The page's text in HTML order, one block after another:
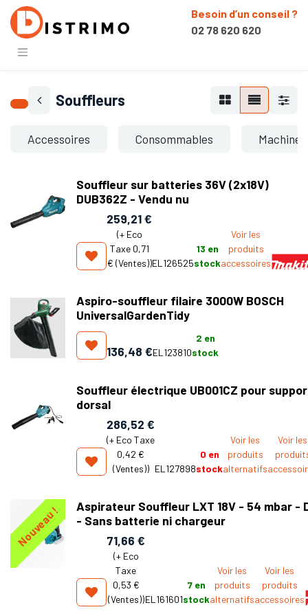
Besoin d’un conseil ?
02 78 620 620
Souffleurs
Accessoires Consommables Machines
Souffleur sur batteries 36V (2x18V)
DUB362Z - Vendu nu
259,21€
(+ Eco
Taxe 0,71
€ (Ventes))EL126525
13 en
stock
Voir les
produits
accessoires
Aspiro-souffleur filaire 3000W BOSCH
UniversalGardenTidy
136,48 €EL123810
2 en
stock
Souffleur électrique UB001CZ pour
dorsal
286,52 €
(+ Eco Taxe
0,42 €
(Ventes)) EL127898
0 en
stock
Voir les
produits
alternatifs
Voir les
Nouveau !
Aspirateur Souffleur LXT 18V - 54 mbar -
- Sans batterie ni chargeur
71,66 €
(+ Eco
Taxe
0,53 €
(Ventes))EL161601
7 en
stock
Voir les
produits
alternatifs
Voir les
produits
accessoires